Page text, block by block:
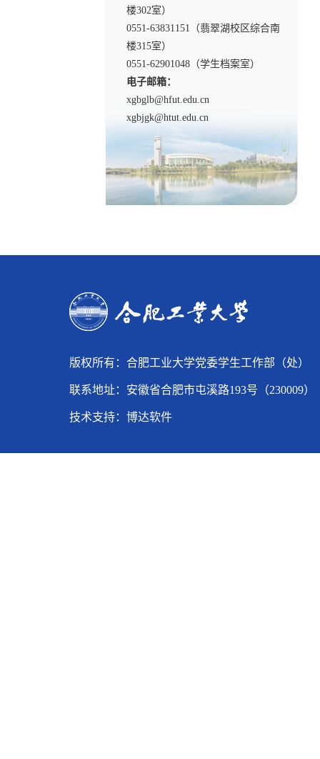
楼302室）
0551-63831151（翡翠湖校区综合南
楼315室）
0551-62901048（学生档案室）
电子邮箱：
xgbglb@hfut.edu.cn
xgbjgk@htut.edu.cn
版权所有：合肥工业大学党委学生工作部（处）
联系地址：安徽省合肥市屯溪路193号（230009）
技术支持： 博达软件